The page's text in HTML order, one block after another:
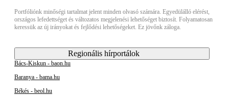
Portfóliónk minőségi tartalmat jelent minden olvasó számára. Egyedülálló elérést,
országos lefedettséget és változatos megjelenési lehetőséget biztosít. Folyamatosan
keressük az új irányokat és fejlődési lehetőségeket. Ez jövőnk záloga.
Regionális hírportálok
Bács-Kiskun - baon.hu
Baranya - bama.hu
Békés - beol.hu